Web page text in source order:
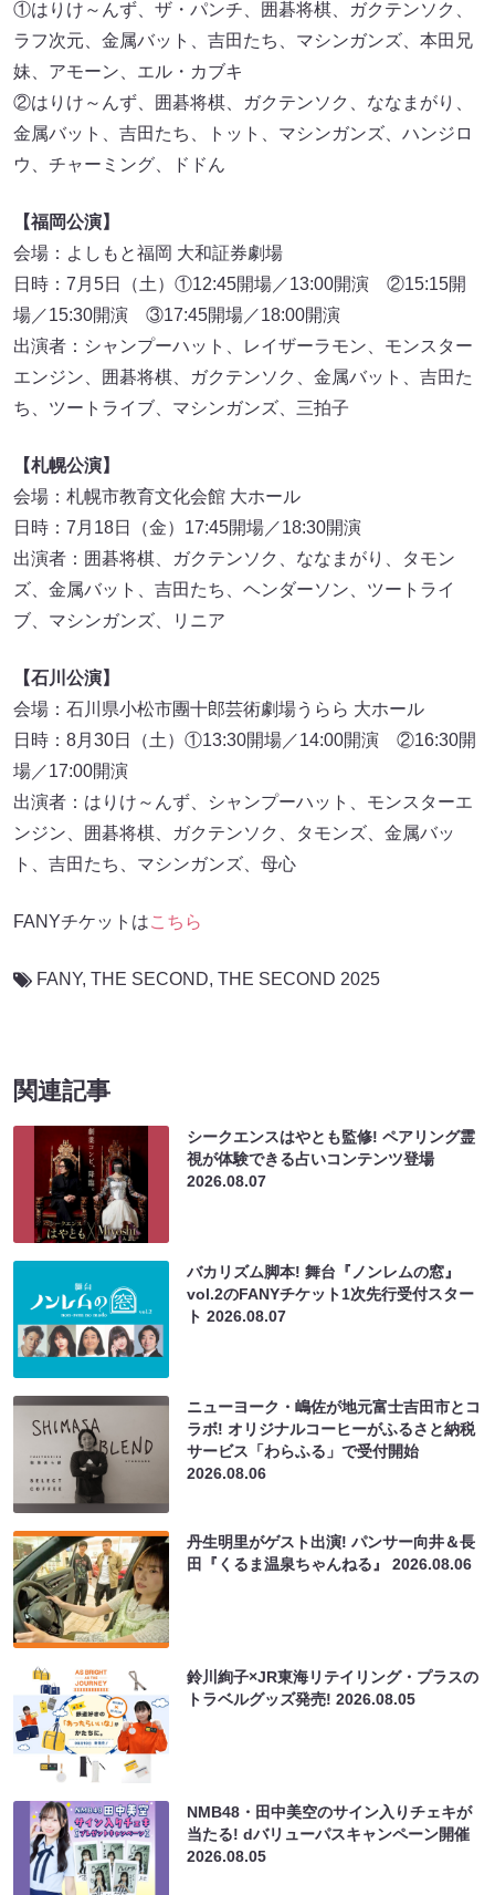
①はりけ～んず、ザ・パンチ、囲碁将棋、ガクテンソク、
ラフ次元、金属バット、吉田たち、マシンガンズ、本田兄
妹、アモーン、エル・カブキ
②はりけ～んず、囲碁将棋、ガクテンソク、ななまがり、
金属バット、吉田たち、トット、マシンガンズ、ハンジロ
ウ、チャーミング、ドドん
【福岡公演】
会場：よしもと福岡 大和証券劇場
日時：7月5日（土）①12:45開場／13:00開演 ②15:15開
場／15:30開演 ③17:45開場／18:00開演
出演者：シャンプーハット、レイザーラモン、モンスター
エンジン、囲碁将棋、ガクテンソク、金属バット、吉田た
ち、ツートライブ、マシンガンズ、三拍子
【札幌公演】
会場：札幌市教育文化会館 大ホール
日時：7月18日（金）17:45開場／18:30開演
出演者：囲碁将棋、ガクテンソク、ななまがり、タモン
ズ、金属バット、吉田たち、ヘンダーソン、ツートライ
ブ、マシンガンズ、リニア
【石川公演】
会場：石川県小松市團十郎芸術劇場うらら 大ホール
日時：8月30日（土）①13:30開場／14:00開演 ②16:30開
場／17:00開演
出演者：はりけ～んず、シャンプーハット、モンスターエ
ンジン、囲碁将棋、ガクテンソク、タモンズ、金属バッ
ト、吉田たち、マシンガンズ、母心
FANYチケットはこちら
FANY, THE SECOND, THE SECOND 2025
関連記事
シークエンスはやとも監修! ペアリング霊
視が体験できる占いコンテンツ登場
2026.08.07
バカリズム脚本! 舞台『ノンレムの窓』
vol.2のFANYチケット1次先行受付スター
ト2026.08.07
ニューヨーク・嶋佐が地元富士吉田市とコ
ラボ! オリジナルコーヒーがふるさと納税
サービス「わらふる」で受付開始
2026.08.06
丹生明里がゲスト出演! パンサー向井＆長
田『くるま温泉ちゃんねる』2026.08.06
鈴川絢子×JR東海リテイリング・プラスの
トラベルグッズ発売!2026.08.05
NMB48・田中美空のサイン入りチェキが
当たる! dバリューパスキャンペーン開催
2026.08.05